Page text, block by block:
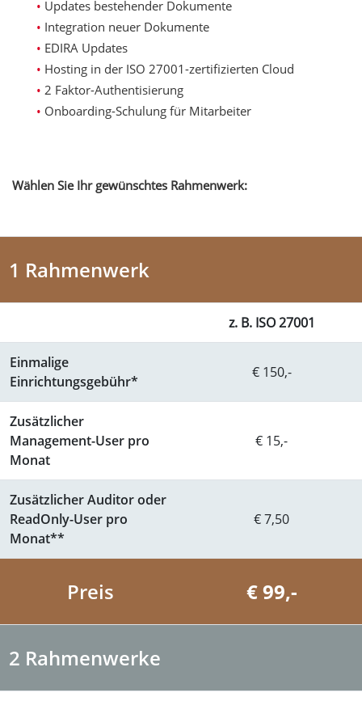
Updates bestehender Dokumente
Integration neuer Dokumente
EDIRA Updates
Hosting in der ISO 27001-zertifizierten Cloud
2 Faktor-Authentisierung
Onboarding-Schulung für Mitarbeiter
Wählen Sie Ihr gewünschtes Rahmenwerk:
1 Rahmenwerk
z. B. ISO 27001
Einmalige
Einrichtungsgebühr*
€ 150,-
Zusätzlicher
Management-User pro
Monat
€ 15,-
Zusätzlicher Auditor oder
ReadOnly-User pro
Monat**
€ 7,50
Preis € 99,-
2 Rahmenwerke